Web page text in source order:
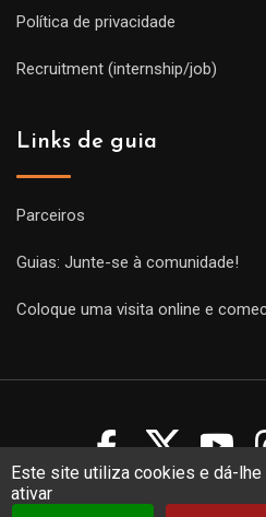
Este site utiliza cookies e dá-
ativar
Política de privacidade
Recruitment (internship/job)
Links de guia
Parceiros
Guias: Junte-se à comunidade!
Coloque uma visita online e
Copyright Guides 2021. Tous